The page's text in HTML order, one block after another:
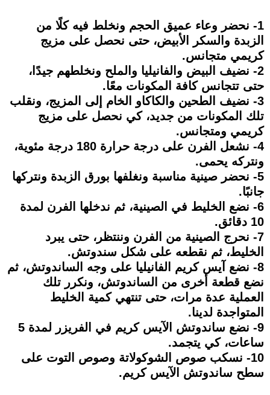
1- نحضر وعاء عميق الحجم ونخلط فيه كلًا من
الزبدة والسكر الأبيض، حتى نحصل على مزيج
كريمي متجانس.
2- نضيف البيض والفانيليا والملح ونخلطهم جيدًا،
حتى تتجانس كافة المكونات معًا.
3- نضيف الطحين والكاكاو الخام إلى المزيج، ونقلب
تلك المكونات من جديد، كي نحصل على مزيج
كريمي ومتجانس.
4- نشعل الفرن على درجة حرارة 180 درجة مئوية،
ونتركه يحمى.
5- نحضر صينية مناسبة ونغلفها بورق الزبدة ونتركها
جانبًا.
6- نضع الخليط في الصينية، ثم ندخلها الفرن لمدة
10 دقائق.
7- نحرج الصينية من الفرن وننتظر، حتى يبرد
الخليط، ثم نقطعه على شكل سندوتش.
8- نضع آيس كريم الفانيليا على وجه الساندوتش، ثم
نضع قطعة أخرى من الساندوتش، ونكرر تلك
العملية عدة مرات، حتى تنتهي كمية الخليط
المتواجدة لدينا.
9- نضع ساندوتش الآيس كريم في الفريزر لمدة 5
ساعات، كي يتجمد.
10- نسكب صوص الشوكولاتة وصوص التوت على
سطح ساندوتش الآيس كريم.